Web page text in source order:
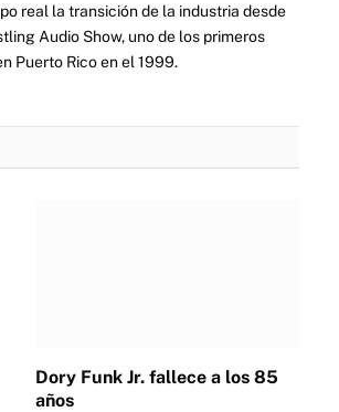
real la transición de la industria desde
Audio Show, uno de los primeros
Puerto Rico en el 1999.
Dory Funk Jr. fallece a los 85
años